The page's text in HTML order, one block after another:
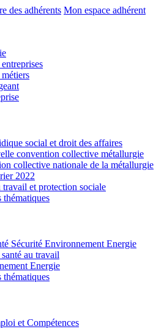
des adhérents Mon espace adhérent
social et droit des affaires
convention collective métallurgie
collective nationale de la métallurgie
2022
et protection sociale
thématiques
Sécurité Environnement Energie
au travail
Energie
thématiques
et Compétences